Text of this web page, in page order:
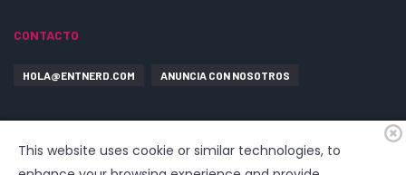
CONTACTO
HOLA@ENTNERD.COM ANUNCIA CON NOSOTROS
This website uses cookie or similar technologies, to